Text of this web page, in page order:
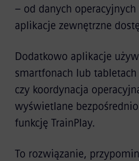
– od danych
aplikacje zewnętrzne
Dodatkowo aplikacje
smartfonach lub
czy koordynacja
wyświetlane
funkcję TrainPlay.
To rozwiązanie,